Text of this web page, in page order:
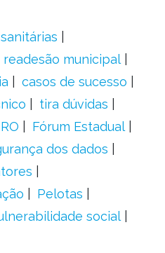
readesão municipal
casos de sucesso
tira dúvidas
Fórum Estadual
dos dados
Pelotas
social